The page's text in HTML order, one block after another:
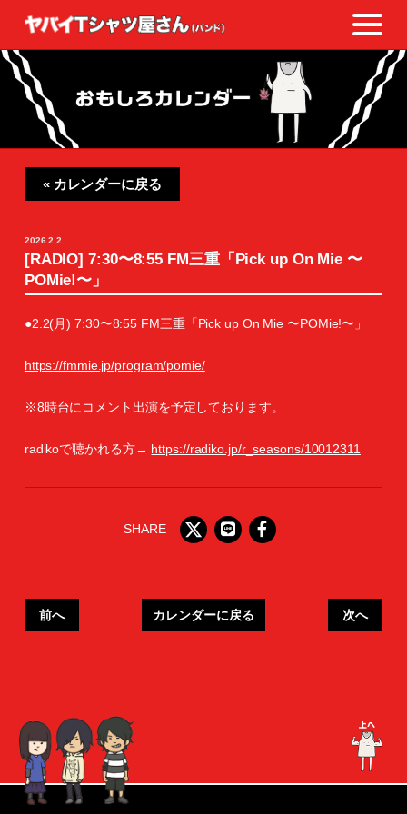
« カレンダーに戻る
2026.2.2
[RADIO] 7:30〜8:55 FM三重「Pick up On Mie 〜
POMie!〜」
●2.2(月) 7:30〜8:55 FM三重「Pick up On Mie 〜POMie!〜」
https://fmmie.jp/program/pomie/
※8時台にコメント出演を予定しております。
radikoで聴かれる方→ https://radiko.jp/r_seasons/10012311
SHARE
前へ カレンダーに戻る 次へ